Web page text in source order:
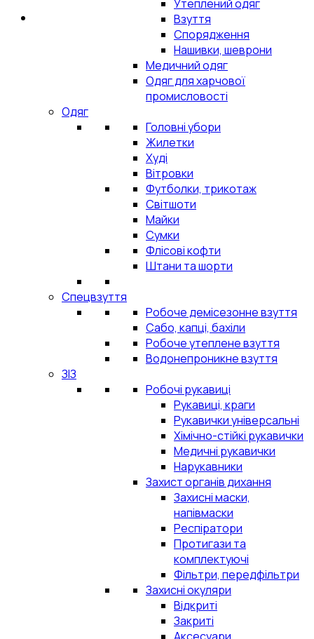
Утеплений одяг
Взуття
Спорядження
Нашивки, шеврони
Медичний одяг
Одяг для харчової
промисловості
Одяг
Головні убори
Жилетки
Худі
Вітровки
Футболки, трикотаж
Світшоти
Майки
Сумки
Флісові кофти
Штани та шорти
Спецвзуття
Робоче демісезонне взуття
Сабо, капці, бахіли
Робоче утеплене взуття
Водонепроникне взуття
ЗІЗ
Робочі рукавиці
Рукавиці, краги
Рукавички універсальні
Хімічно-стійкі рукавички
Медичні рукавички
Нарукавники
Захист органів дихання
Захисні маски,
напівмаски
Респіратори
Протигази та
комплектуючі
Фільтри, передфільтри
Захисні окуляри
Відкриті
Закриті